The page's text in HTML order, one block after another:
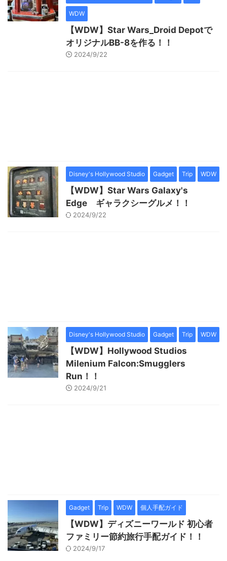
WDW
【WDW】Star Wars_Droid Depotで
オリジナルBB-8を作る！！
2024/9/22
Disney's Hollywood Studio Gadget Trip WDW
【WDW】Star Wars Galaxy's
Edge ギャラクシーグルメ！！
2024/9/22
Disney's Hollywood Studio Gadget Trip WDW
【WDW】Hollywood Studios
Milenium Falcon:Smugglers
Run！！
2024/9/21
Gadget Trip WDW 個人手配ガイド
【WDW】ディズニーワールド 初心者
ファミリー節約旅行手配ガイド！！
2024/9/17